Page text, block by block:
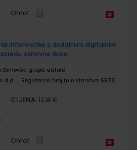
Omot
informatike s dodatnim digitalnim
osnovne škole
Dimovski grupa autora
d.d. Registarski broj ministarstva: 6978
CIJENA: 12,18 €
Omot